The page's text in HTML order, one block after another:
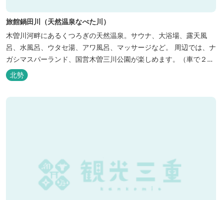
旅館鍋田川（天然温泉なべた川）
木曽川河畔にあるくつろぎの天然温泉。サウナ、大浴場、露天風
呂、水風呂、ウタセ湯、アワ風呂、マッサージなど。 周辺では、ナ
ガシマスパーランド、国営木曽三川公園が楽しめます。（車で２０
分）
北勢